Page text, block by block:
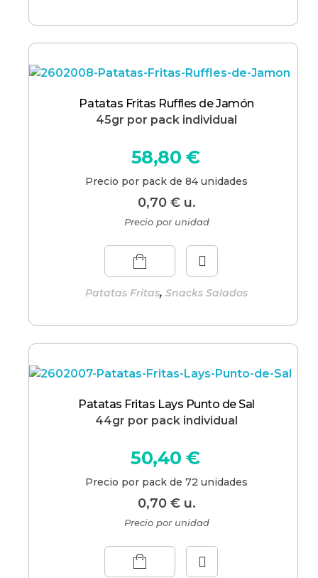
Patatas Fritas Ruffles de Jamón
45gr por pack individual
0,70 €u.
58,80 €
Precio por pack de 84 unidades
Patatas Fritas,Snacks Salados
Precio por unidad
Patatas Fritas Lays Punto de Sal
44gr por pack individual
0,70 €u.
50,40€
Precio por pack de 72 unidades
Precio por unidad